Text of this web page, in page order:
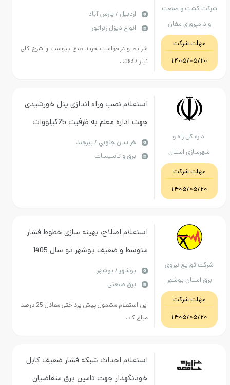
و صنعت
مغان
شرکت
1405/
اردبيل / پارس آباد
انواع دیزل ژنراتور
شرایط و درخواست خرید طبق پیوست و شرح کلی
نیاز 0937...
استان
جنوبی
شرکت
1405/
استعلام نصب وراه اندازی پنل خورشیدی
جهت اداره معلم به ظرفیت 25کیلووات
خراسان جنوبي / بیرجند
برق و تاسیسات
نیروی
بوشهر
شرکت
1405/
استعلام اصلاح، بهینه سازی خطوط فشار
متوسط و ضعیف بوشهر دو سال 1405
(طبق اسناد بارگذاری شده)
بوشهر / بوشهر
برق صنعتی
این استعلام مشمول پیش پرداختی معادل 25 درصد
مبلغ ک...
استعلام احداث شبکه فشار ضعیف کابل
خودنگهدار جهت تامین برق متقاضیان